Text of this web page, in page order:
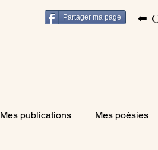
Partager ma page ⬅️​
Mes publications Mes poésies